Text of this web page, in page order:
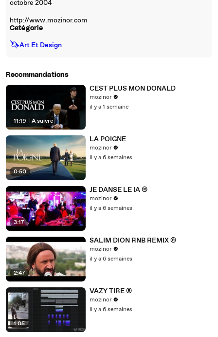
octobre 2004
http://www.mozinor.com
Catégorie
🦄Art Et Design
Recommandations
11:19 À suivre
CEST PLUS MON DONALD
mozinor
il y a 1 semaine
0:50
LA POIGNE
mozinor
il y a 6 semaines
3:17
JE DANSE LE IA ®
mozinor
il y a 6 semaines
2:47
SALIM DION RNB REMIX ®
mozinor
il y a 6 semaines
1:05
VAZY TIRE ®
mozinor
il y a 6 semaines